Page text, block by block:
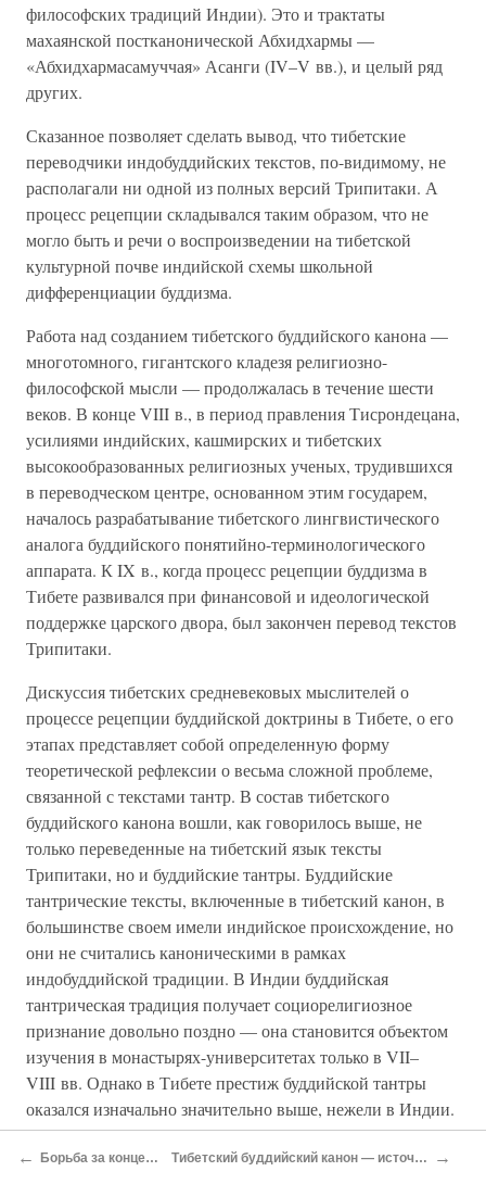
философских традиций Индии). Это и трактаты
махаянской постканонической Абхидхармы —
«Абхидхармасамуччая» Асанги (IV–V вв.), и целый ряд
других.
Сказанное позволяет сделать вывод, что тибетские
переводчики индобуддийских текстов, по-видимому, не
располагали ни одной из полных версий Трипитаки. А
процесс рецепции складывался таким образом, что не
могло быть и речи о воспроизведении на тибетской
культурной почве индийской схемы школьной
дифференциации буддизма.
Работа над созданием тибетского буддийского канона —
многотомного, гигантского кладезя религиозно-
философской мысли — продолжалась в течение шести
веков. В конце VIII в., в период правления Тисрондецана,
усилиями индийских, кашмирских и тибетских
высокообразованных религиозных ученых, трудившихся
в переводческом центре, основанном этим государем,
началось разрабатывание тибетского лингвистического
аналога буддийского понятийно-терминологического
аппарата. К IX в., когда процесс рецепции буддизма в
Тибете развивался при финансовой и идеологической
поддержке царского двора, был закончен перевод текстов
Трипитаки.
Дискуссия тибетских средневековых мыслителей о
процессе рецепции буддийской доктрины в Тибете, о его
этапах представляет собой определенную форму
теоретической рефлексии о весьма сложной проблеме,
связанной с текстами тантр. В состав тибетского
буддийского канона вошли, как говорилось выше, не
только переведенные на тибетский язык тексты
Трипитаки, но и буддийские тантры. Буддийские
тантрические тексты, включенные в тибетский канон, в
большинстве своем имели индийское происхождение, но
они не считались каноническими в рамках
индобуддийской традиции. В Индии буддийская
тантрическая традиция получает социорелигиозное
признание довольно поздно — она становится объектом
изучения в монастырях-университетах только в VII–
VIII вв. Однако в Тибете престиж буддийской тантры
оказался изначально значительно выше, нежели в Индии.
Религия Будды распространяется в Тибете в первое время
именно благодаря усилиям учителей-тантриков, причем
← Борьба за концептуальную власть Тибетский буддийский канон — источник зарождения школьных традиций →